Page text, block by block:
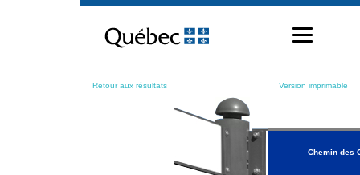
contenu
Retour aux résultats Version imprimable
Chemin des